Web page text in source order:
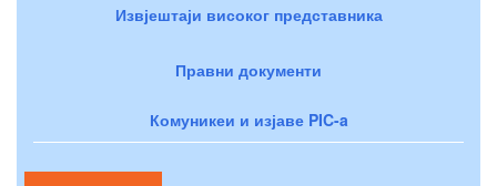
Извјештаји високог представника
Правни документи
Комуникеи и изјаве PIC-a